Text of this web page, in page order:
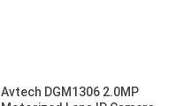
Avtech DGM1306 2.0MP